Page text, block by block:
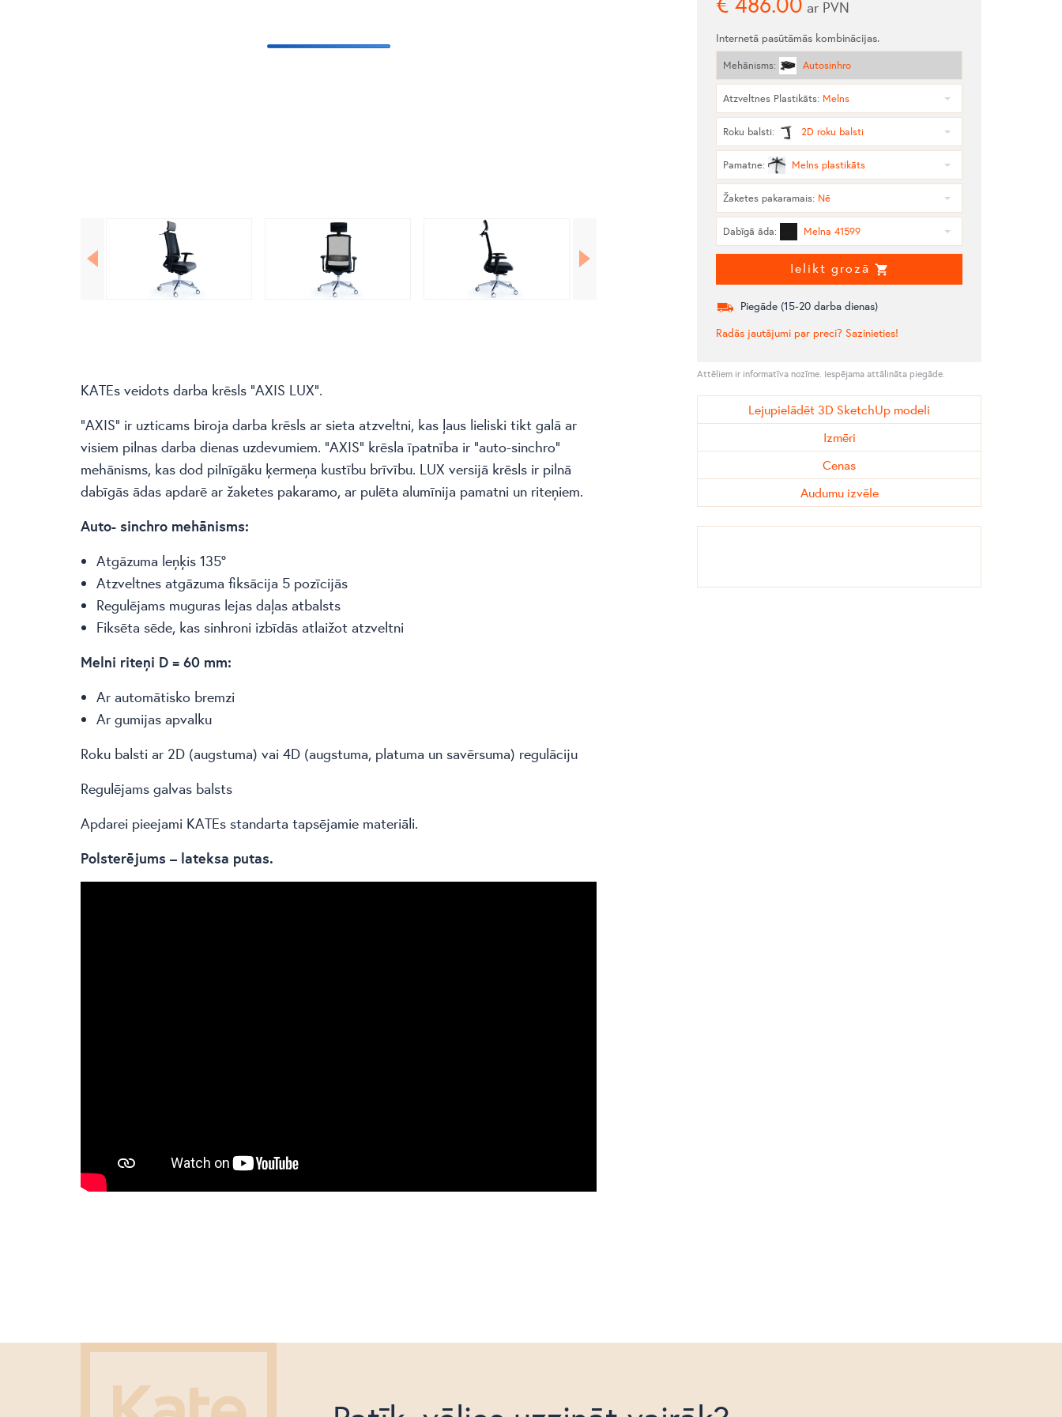
ar PVN
Internetā pasūtāmās kombinācijas.
Mehānisms: Autosinhro
Atzveltnes Plastikāts: Melns
Roku balsti: 2D roku balsti
Pamatne: Melns plastikāts
Žaketes pakaramais: Nē
Dabīgā āda: Melna 41599
Ielikt grozā
Piegāde (15-20 darba dienas)
Radās jautājumi par preci? Sazinieties!
Attēliem ir informatīva nozīme. Iespējama attālināta piegāde.
Lejupielādēt 3D SketchUp modeli
Izmēri
Cenas
Audumu izvēle
KATEs veidots darba krēsls “AXIS LUX”.
“AXIS” ir uzticams biroja darba krēsls ar sieta atzveltni, kas ļaus lieliski tikt galā ar
visiem pilnas darba dienas uzdevumiem. “AXIS” krēsla īpatnība ir “auto-sinchro”
mehānisms, kas dod pilnīgāku ķermeņa kustību brīvību. LUX versijā krēsls ir pilnā
dabīgās ādas apdarē ar žaketes pakaramo, ar pulēta alumīnija pamatni un riteņiem.
Auto- sinchro mehānisms:
Atgāzuma leņķis 135°
Atzveltnes atgāzuma fiksācija 5 pozīcijās
Regulējams muguras lejas daļas atbalsts
Fiksēta sēde, kas sinhroni izbīdās atlaižot atzveltni
Melni riteņi D = 60 mm:
Ar automātisko bremzi
Ar gumijas apvalku
Roku balsti ar 2D (augstuma) vai 4D (augstuma, platuma un savērsuma) regulāciju
Regulējams galvas balsts
Apdarei pieejami KATEs standarta tapsējamie materiāli.
Polsterējums – lateksa putas.